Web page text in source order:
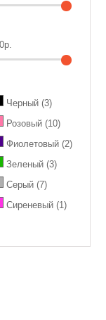
Черный (3)
Розовый (10)
Фиолетовый (2)
Зеленый (3)
Серый (7)
Сиреневый (1)